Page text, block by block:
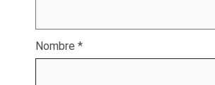
Nombre *